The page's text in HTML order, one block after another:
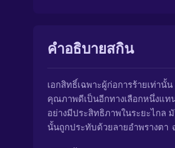
คำอธิบายสกิน
เอกสิทธิ์เฉพาะผู้ก่อการร้ายเท่า
คุณภาพดีเป็นอีกทางเลือกหนึ่งแท
อย่างมีประสิทธิภาพในระยะไกล
นั้นถูกประทับด้วยลายอำพรางตา